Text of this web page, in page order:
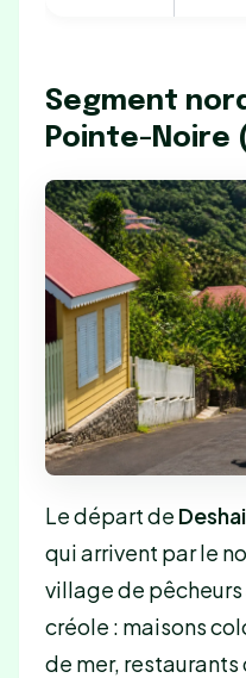
Segment
Pointe-Noire
Le départ de
qui arrivent par le
village de
créole : maisons
de mer,